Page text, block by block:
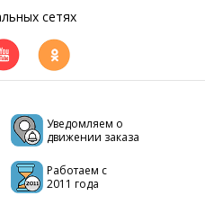
сетях
Уведомляем о
движении заказа
Работаем с
2011 года